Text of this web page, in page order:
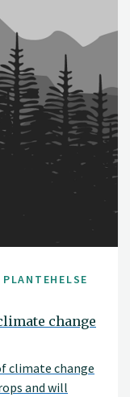
change
climate change
and will